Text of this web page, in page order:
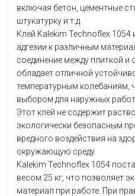
включая бетон, цементные
штукатурку и т.д.
Клей Kalekim Technoflex 1054
адгезии к различным
соединение между плиткой
обладает отличной
температурным колебаниям,
выбором для наружных работ.
Этот клей не содержит
экологически безопасным
вредного воздействия на
окружающую среду.
Kalekim Technoflex 1054
весом 25 кг, что позволяет
материал при работе. При